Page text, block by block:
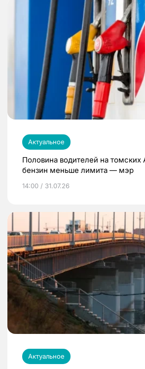
Актуальное
Половина водителей на томских
бензин меньше лимита — мэр
14:00 / 31.07.26
Актуальное